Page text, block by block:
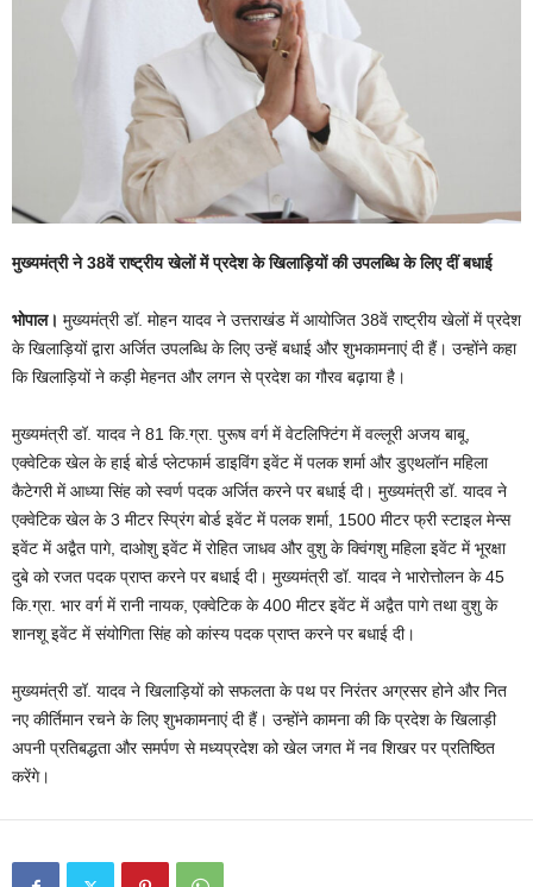
मुख्यमंत्री ने 38वें राष्ट्रीय खेलों में प्रदेश के खिलाड़ियों की उपलब्धि के लिए दीं बधाई
भोपाल। मुख्यमंत्री डॉ. मोहन यादव ने उत्तराखंड में आयोजित 38वें राष्ट्रीय खेलों में प्रदेश
के खिलाड़ियों द्वारा अर्जित उपलब्धि के लिए उन्हें बधाई और शुभकामनाएं दी हैं। उन्होंने कहा
कि खिलाड़ियों ने कड़ी मेहनत और लगन से प्रदेश का गौरव बढ़ाया है।
मुख्यमंत्री डॉ. यादव ने 81 कि.ग्रा. पुरूष वर्ग में वेटलिफ्टिंग में वल्लूरी अजय बाबू,
एक्वेटिक खेल के हाई बोर्ड प्लेटफार्म डाइविंग इवेंट में पलक शर्मा और डुएथलॉन महिला
कैटेगरी में आध्या सिंह को स्वर्ण पदक अर्जित करने पर बधाई दी। मुख्यमंत्री डॉ. यादव ने
एक्वेटिक खेल के 3 मीटर स्प्रिंग बोर्ड इवेंट में पलक शर्मा, 1500 मीटर फ्री स्टाइल मेन्स
इवेंट में अद्वैत पागे, दाओशु इवेंट में रोहित जाधव और वुशु के क्विंगशु महिला इवेंट में भूरक्षा
दुबे को रजत पदक प्राप्त करने पर बधाई दी। मुख्यमंत्री डॉ. यादव ने भारोत्तोलन के 45
कि.ग्रा. भार वर्ग में रानी नायक, एक्वेटिक के 400 मीटर इवेंट में अद्वैत पागे तथा वुशु के
शानशू इवेंट में संयोगिता सिंह को कांस्य पदक प्राप्त करने पर बधाई दी।
मुख्यमंत्री डॉ. यादव ने खिलाड़ियों को सफलता के पथ पर निरंतर अग्रसर होने और नित
नए कीर्तिमान रचने के लिए शुभकामनाएं दी हैं। उन्होंने कामना की कि प्रदेश के खिलाड़ी
अपनी प्रतिबद्धता और समर्पण से मध्यप्रदेश को खेल जगत में नव शिखर पर प्रतिष्ठित
करेंगे।